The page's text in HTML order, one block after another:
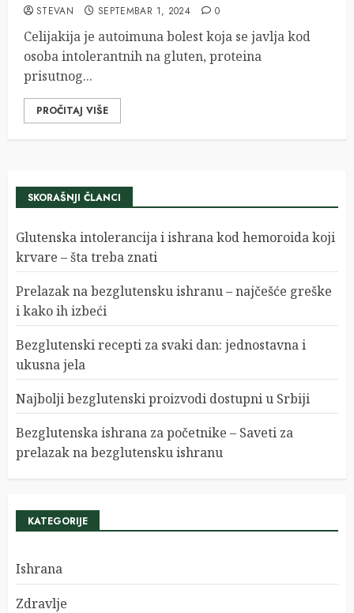
STEVAN SEPTEMBAR 1, 2024 0
Celijakija je autoimuna bolest koja se javlja kod
osoba intolerantnih na gluten, proteina
prisutnog...
PROČITAJ VIŠE
SKORAŠNJI ČLANCI
Glutenska intolerancija i ishrana kod hemoroida koji
krvare – šta treba znati
Prelazak na bezglutensku ishranu – najčešće greške
i kako ih izbeći
Bezglutenski recepti za svaki dan: jednostavna i
ukusna jela
Najbolji bezglutenski proizvodi dostupni u Srbiji
Bezglutenska ishrana za početnike – Saveti za
prelazak na bezglutensku ishranu
KATEGORIJE
Ishrana
Zdravlje